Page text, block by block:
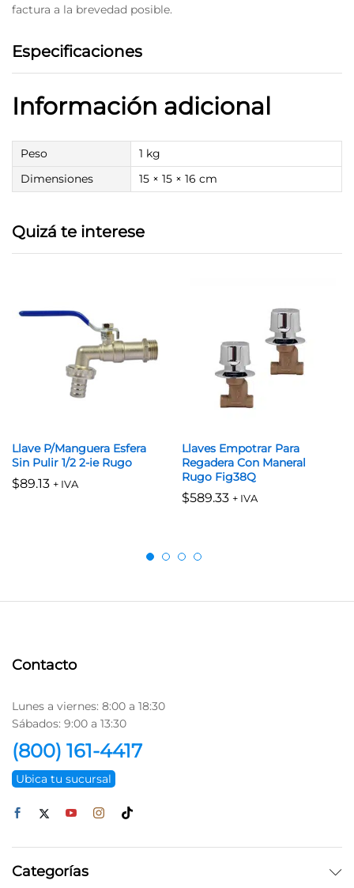
factura a la brevedad posible.
Especificaciones
Información adicional
Peso
1 kg
Dimensiones
15 × 15 × 16 cm
Quizá te interese
Llave P/Manguera Esfera
Sin Pulir 1/2 2-ie Rugo
$89.13 + IVA
Llaves Empotrar Para
Regadera Con Maneral
Rugo Fig38Q
$589.33 + IVA
Contacto
Lunes a viernes: 8:00 a 18:30
Sábados: 9:00 a 13:30
(800) 161-4417
Ubica tu sucursal
Categorías